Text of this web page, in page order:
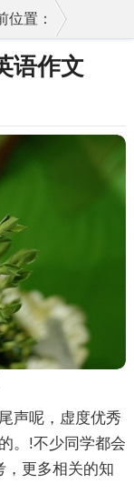
位置：
语作文
声呢，虚度优秀
。!不少同学都会
，更多相关的知